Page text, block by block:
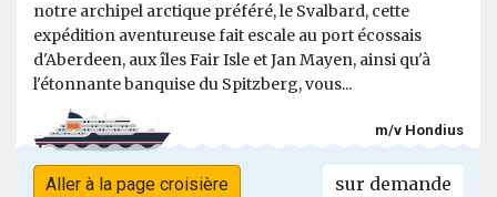
notre archipel arctique préféré, le Svalbard, cette
expédition aventureuse fait escale au port écossais
d'Aberdeen, aux îles Fair Isle et Jan Mayen, ainsi qu'à
l'étonnante banquise du Spitzberg, vous...
m/v Hondius
Aller à la page croisière sur demande